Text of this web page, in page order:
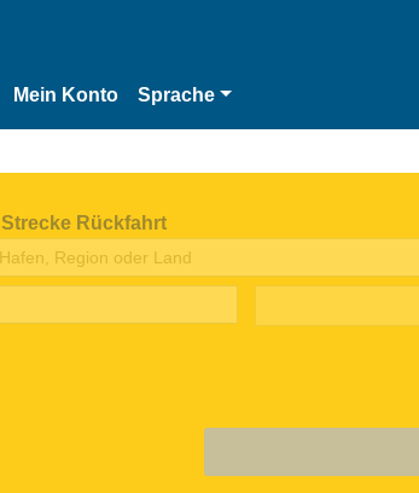
Mein Konto Sprache
Strecke Rückfahrt